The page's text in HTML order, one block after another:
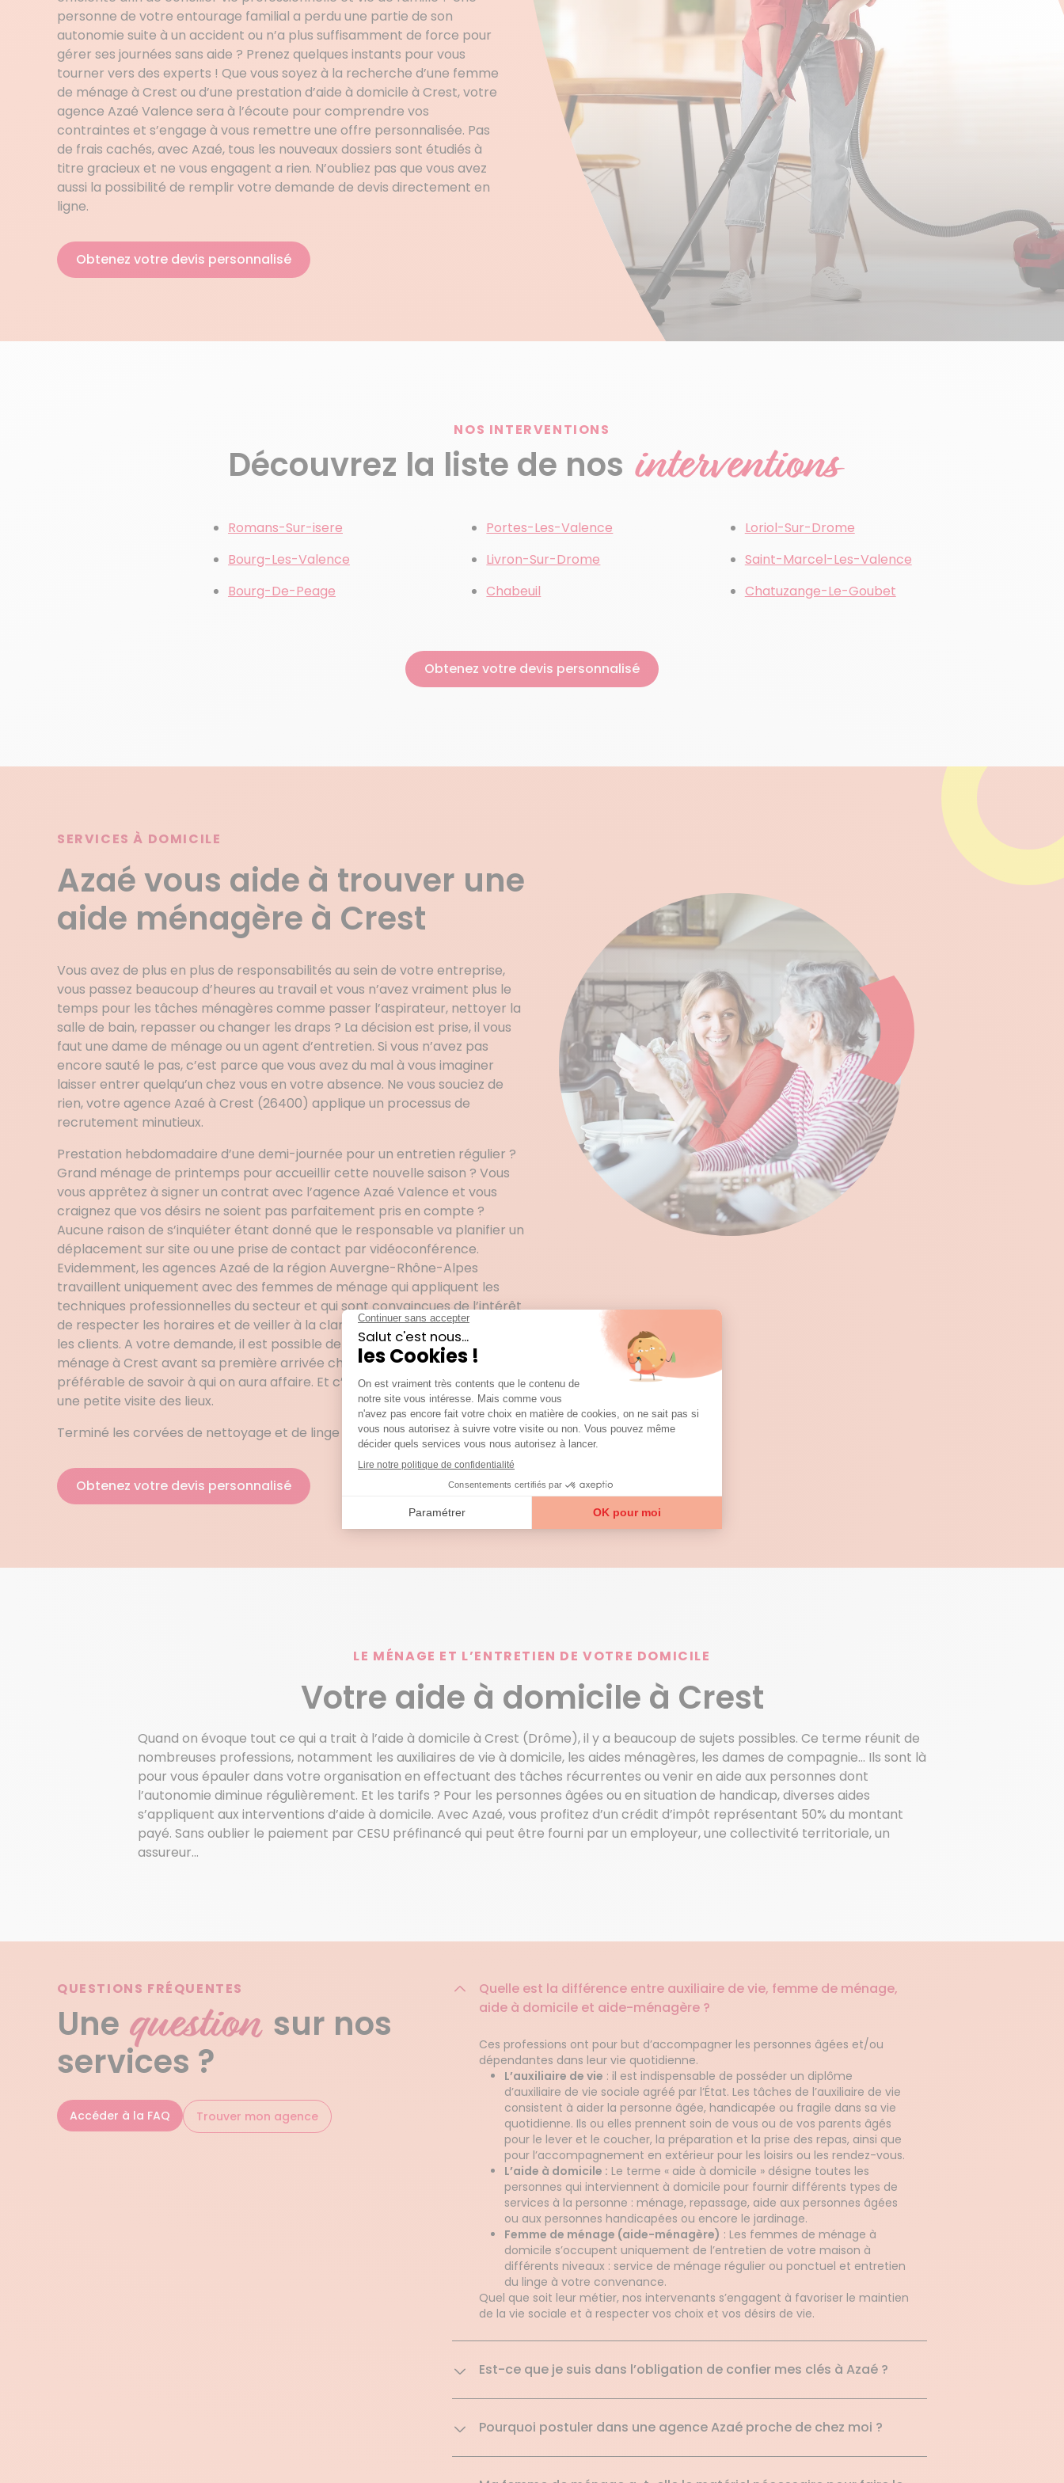
personne de votre entourage familial a perdu une partie de son
autonomie suite à un accident ou n’a plus suffisamment de force pour
gérer ses journées sans aide ? Prenez quelques instants pour vous
tourner vers des experts ! Que vous soyez à la recherche d’une femme
de ménage à Crest ou d’une prestation d’aide à domicile à Crest, votre
agence Azaé Valence sera à l’écoute pour comprendre vos
contraintes et s’engage à vous remettre une offre personnalisée. Pas
de frais cachés, avec Azaé, tous les nouveaux dossiers sont étudiés à
titre gracieux et ne vous engagent a rien. N’oubliez pas que vous avez
aussi la possibilité de remplir votre demande de devis directement en
ligne.
Obtenez votre devis personnalisé
NOS INTERVENTIONS
Découvrez la liste de nos interventions
Romans-Sur-isere
Bourg-Les-Valence
Bourg-De-Peage
Portes-Les-Valence
Livron-Sur-Drome
Chabeuil
Loriol-Sur-Drome
Saint-Marcel-Les-Valence
Chatuzange-Le-Goubet
Obtenez votre devis personnalisé
SERVICES À DOMICILE
Azaé vous aide à trouver une
aide ménagère à Crest
Vous avez de plus en plus de responsabilités au sein de votre entreprise,
vous passez beaucoup d’heures au travail et vous n’avez vraiment plus le
temps pour les tâches ménagères comme passer l’aspirateur, nettoyer la
salle de bain, repasser ou changer les draps ? La décision est prise, il vous
faut une dame de ménage ou un agent d’entretien. Si vous n’avez pas
encore sauté le pas, c’est parce que vous avez du mal à vous imaginer
laisser entrer quelqu’un chez vous en votre absence. Ne vous souciez de
rien, votre agence Azaé à Crest (26400) applique un processus de
recrutement minutieux.
Prestation hebdomadaire d’une demi-journée pour un entretien régulier ?
Grand ménage de printemps pour accueillir cette nouvelle saison ? Vous
vous apprêtez à signer un contrat avec l’agence Azaé Valence et vous
craignez que vos désirs ne soient pas parfaitement pris en compte ?
Aucune raison de s’inquiéter étant donné que le responsable va planifier un
déplacement sur site ou une prise de contact par vidéoconférence.
Evidemment, les agences Azaé de la région Auvergne-Rhône-Alpes
travaillent uniquement avec des femmes de ménage qui appliquent les
techniques professionnelles du secteur et qui sont convaincues de l’intérêt
de respecter les horaires et de veiller à la clarté de la communication avec
les clients. A votre demande, il est possible de rencontrer votre femme de
ménage à Crest avant sa première arrivée chez vous. Il est toujours
préférable de savoir à qui on aura affaire. Et c’est idéal pour entreprendre
une petite visite des lieux.
Terminé les corvées de nettoyage et de linge !
Obtenez votre devis personnalisé
LE MÉNAGE ET L’ENTRETIEN DE VOTRE DOMICILE
Votre aide à domicile à Crest
Quand on évoque tout ce qui a trait à l’aide à domicile à Crest (Drôme), il y a beaucoup de sujets possibles. Ce terme réunit de
nombreuses professions, notamment les auxiliaires de vie à domicile, les aides ménagères, les dames de compagnie… Ils sont là
pour vous épauler dans votre organisation en effectuant des tâches récurrentes ou venir en aide aux personnes dont
l’autonomie diminue régulièrement. Et les tarifs ? Pour les personnes âgées ou en situation de handicap, diverses aides
s’appliquent aux interventions d’aide à domicile. Avec Azaé, vous profitez d’un crédit d’impôt représentant 50% du montant
payé. Sans oublier le paiement par CESU préfinancé qui peut être fourni par un employeur, une collectivité territoriale, un
assureur…
QUESTIONS FRÉQUENTES
Une question sur nos
services ?
Accéder à la FAQ Trouver mon agence
Quelle est la différence entre auxiliaire de vie, femme de ménage,
aide à domicile et aide-ménagère ?
Ces professions ont pour but d’accompagner les personnes âgées et/ou
dépendantes dans leur vie quotidienne.
L’auxiliaire de vie : il est indispensable de posséder un diplôme
d’auxiliaire de vie sociale agréé par l’État. Les tâches de l’auxiliaire de vie
consistent à aider la personne âgée, handicapée ou fragile dans sa vie
quotidienne. Ils ou elles prennent soin de vous ou de vos parents âgés
pour le lever et le coucher, la préparation et la prise des repas, ainsi que
pour l’accompagnement en extérieur pour les loisirs ou les rendez-vous.
L’aide à domicile : Le terme « aide à domicile » désigne toutes les
personnes qui interviennent à domicile pour fournir différents types de
services à la personne : ménage, repassage, aide aux personnes âgées
ou aux personnes handicapées ou encore le jardinage.
Femme de ménage (aide-ménagère) : Les femmes de ménage à
domicile s’occupent uniquement de l’entretien de votre maison à
différents niveaux : service de ménage régulier ou ponctuel et entretien
du linge à votre convenance.
Quel que soit leur métier, nos intervenants s’engagent à favoriser le maintien
de la vie sociale et à respecter vos choix et vos désirs de vie.
Est-ce que je suis dans l’obligation de confier mes clés à Azaé ?
Pourquoi postuler dans une agence Azaé proche de chez moi ?